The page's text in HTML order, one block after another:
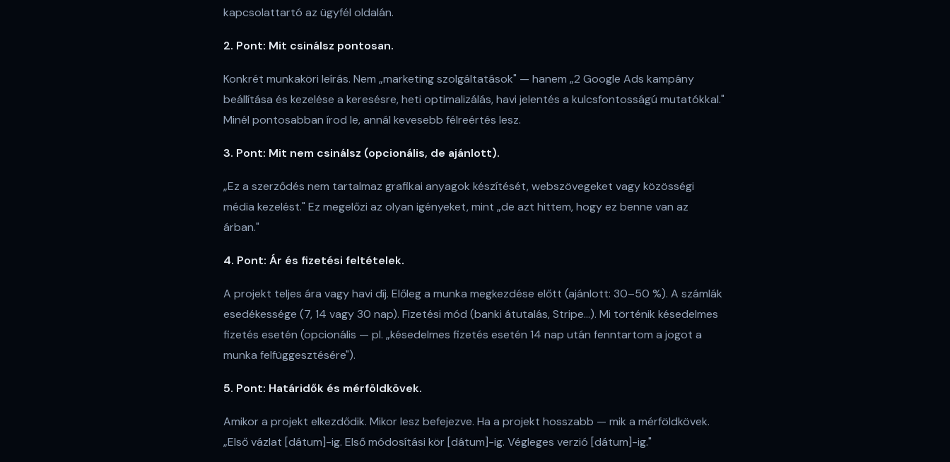
kapcsolattartó az ügyfél oldalán.
2. Pont: Mit csinálsz pontosan.
Konkrét munkaköri leírás. Nem „marketing szolgáltatások" — hanem „2 Google Ads kampány
beállítása és kezelése a keresésre, heti optimalizálás, havi jelentés a kulcsfontosságú mutatókkal."
Minél pontosabban írod le, annál kevesebb félreértés lesz.
3. Pont: Mit nem csinálsz (opcionális, de ajánlott).
„Ez a szerződés nem tartalmaz grafikai anyagok készítését, webszövegeket vagy közösségi
média kezelést." Ez megelőzi az olyan igényeket, mint „de azt hittem, hogy ez benne van az
árban."
4. Pont: Ár és fizetési feltételek.
A projekt teljes ára vagy havi díj. Előleg a munka megkezdése előtt (ajánlott: 30–50 %). A számlák
esedékessége (7, 14 vagy 30 nap). Fizetési mód (banki átutalás, Stripe...). Mi történik késedelmes
fizetés esetén (opcionális — pl. „késedelmes fizetés esetén 14 nap után fenntartom a jogot a
munka felfüggesztésére").
5. Pont: Határidők és mérföldkövek.
Amikor a projekt elkezdődik. Mikor lesz befejezve. Ha a projekt hosszabb — mik a mérföldkövek.
„Első vázlat [dátum]-ig. Első módosítási kör [dátum]-ig. Végleges verzió [dátum]-ig."